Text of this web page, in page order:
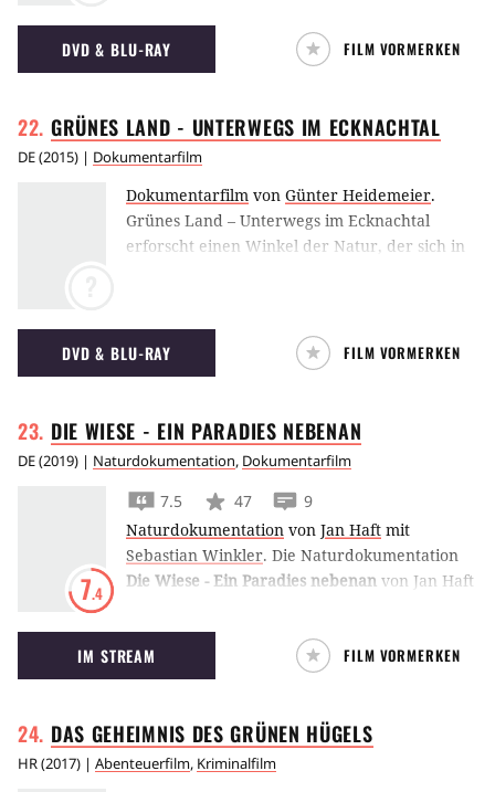
normales Mädchen war.
DVD & BLU-RAY FILM VORMERKEN
GRÜNES LAND - UNTERWEGS IM ECKNACHTAL
DE(2015) | Dokumentarfilm
Dokumentarfilm von Günter Heidemeier.
Grünes Land – Unterwegs im Ecknachtal
erforscht einen Winkel der Natur, der sich in
DVD & BLU-RAY FILM VORMERKEN
DIE WIESE - EIN PARADIES NEBENAN
DE(2019) | Naturdokumentation, Dokumentarfilm
7.4
7.5 47
9
Naturdokumentation von Jan Haft mit
Sebastian Winkler. Die Naturdokumentation
Die Wiese - Ein Paradies nebenan von Jan Haft
deutschen Wildwiesen ein und weist auf die
Gefahren des Rückgangs der Artenvielfalt hin.
IM STREAM FILM VORMERKEN
DAS GEHEIMNIS DES GRÜNEN HÜGELS
HR(2017) | Abenteuerfilm, Kriminalfilm